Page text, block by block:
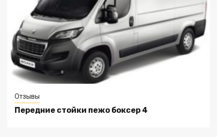
Отзывы
Передние стойки пежо боксер 4